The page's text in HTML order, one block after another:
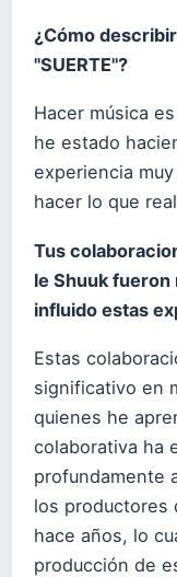
¿Cómo describir
"SUERTE"?
Hacer música
he estado
experiencia
hacer lo que
Tus
le Shuuk fueron
influido estas
Estas
significativo en
quienes he
colaborativa ha
profundamente
los productores
hace años, lo
producción de